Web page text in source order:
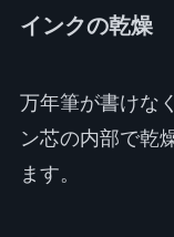
インクの乾燥
万年筆が書けな
ン芯の内部で乾
ます。